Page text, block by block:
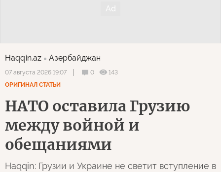
Haqqin.az Азербайджан
07 августа 2026 19:07 0
143
ОРИГИНАЛ СТАТЬИ
НАТО оставила Грузию
между войной и
обещаниями
Haqqin: Грузии и Украине не светит вступление в